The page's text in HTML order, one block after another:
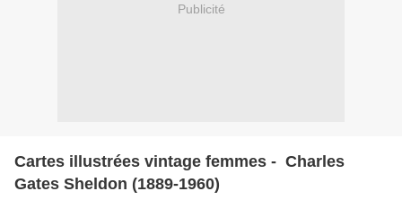
Publicité
Cartes illustrées vintage femmes - Charles
Gates Sheldon (1889-1960)